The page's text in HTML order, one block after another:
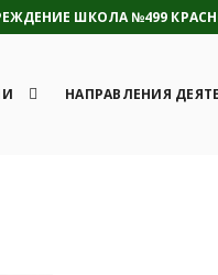
ШКОЛА №499
НАПРАВЛЕНИЯ